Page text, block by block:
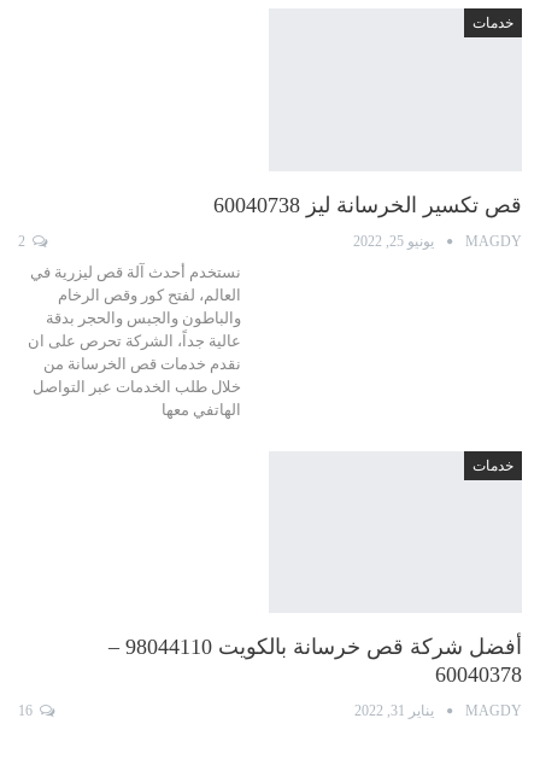
خدمات
قص تكسير الخرسانة ليز 60040738
MAGDY يونيو 25, 2022
نستخدم أحدث آلة قص ليزرية في
العالم، لفتح كور وقص الرخام
والباطون والجبس والحجر بدقة
عالية جداً، الشركة تحرص على ان
نقدم خدمات قص الخرسانة من
خلال طلب الخدمات عبر التواصل
الهاتفي معها
خدمات
أفضل شركة قص خرسانة بالكويت 98044110 –
60040378
MAGDY يناير 31, 2022